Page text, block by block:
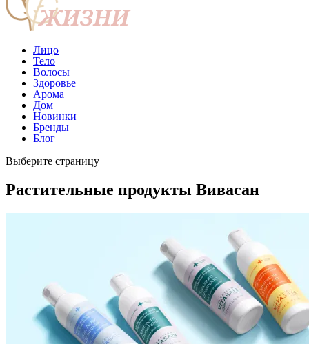
Лицо
Тело
Волосы
Здоровье
Арома
Дом
Новинки
Бренды
Блог
Выберите страницу
Растительные продукты Вивасан